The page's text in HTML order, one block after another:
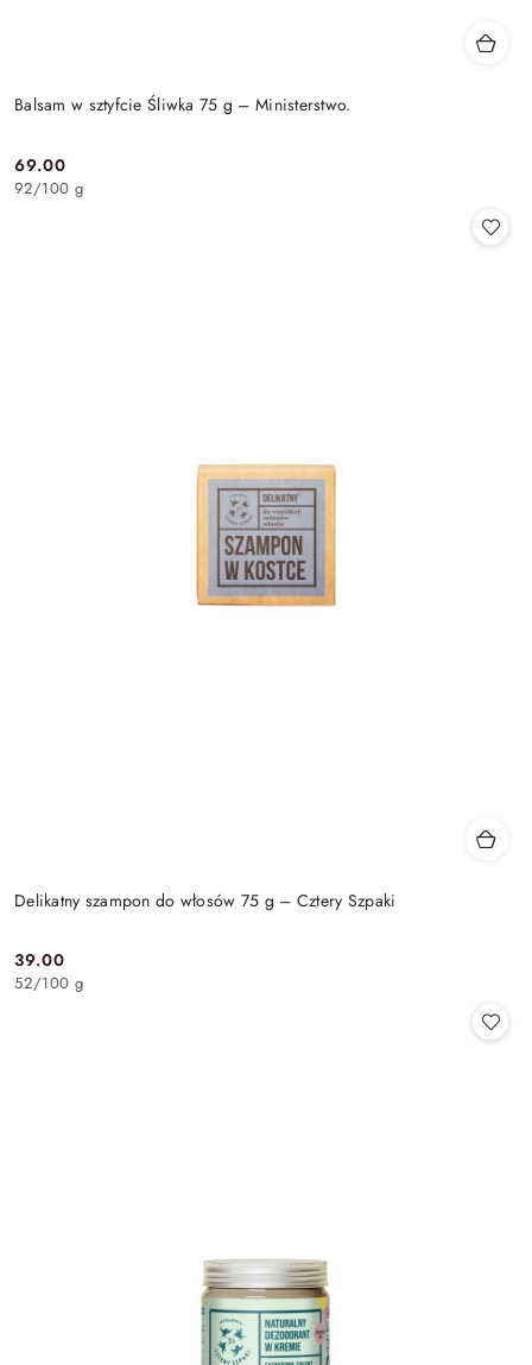
Balsam w sztyfcie Śliwka 75 g – Ministerstwo.
Cena:
69.00
92/100 g
Delikatny szampon do włosów 75 g – Cztery Szpaki
Cena:
39.00
52/100 g